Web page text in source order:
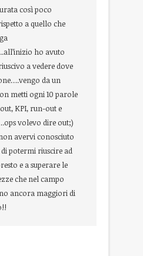
così poco
a quello che
ho avuto
a vedere dove
da un
metti ogni 10 parole
KPI, run-out e
volevo dire out;)
avervi conosciuto
potermi riuscire ad
e a superare le
che nel campo
ancora maggiori di